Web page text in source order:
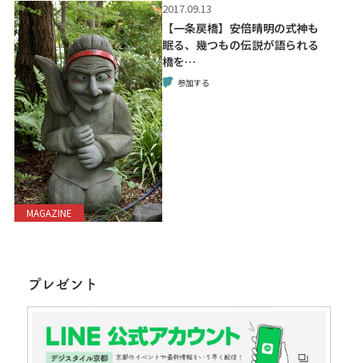
MAGAZINE
2017.09.13
【一条戻橋】安倍晴明の式神も
眠る、幾つもの伝説が語られる
橋を…
参加する
プレゼント